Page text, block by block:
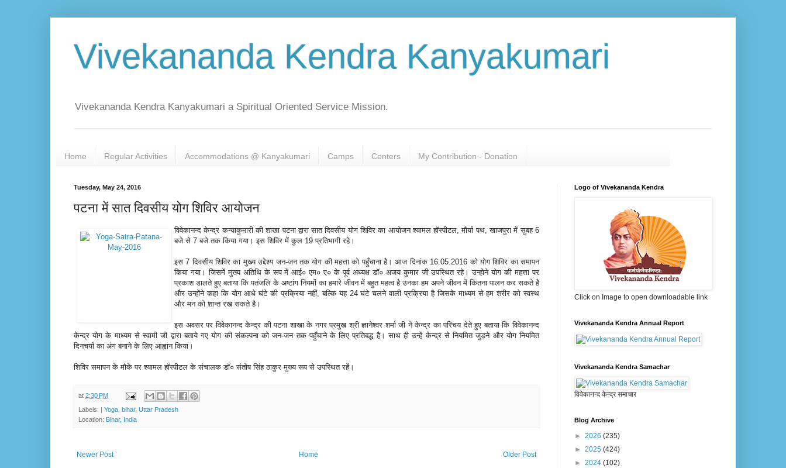
Vivekananda Kendra Kanyakumari
Vivekananda Kendra Kanyakumari a Spiritual Oriented Service Mission.
Home Regular Activities Accommodations @ Kanyakumari Camps Centers My Contribution - Donation
Tuesday, May 24, 2016
पटना में सात दिवसीय योग शिविर आयोजन
विवेकानन्द केन्द्र कन्याकुमारी की शाखा पटना द्वारा सात दिवसीय योग शिविर का आयोजन श्यामल हॉस्पीटल, मौर्या पथ, खाजपुरा में सुबह 6
बजे से 7 बजे तक किया गया। इस शिविर में कुल 19 प्रतिभागी रहे।
इस 7 दिवसीय शिविर का मुख्य उद्देश्य जन-जन तक योग की महत्ता को पहुँचाना है। आज दिनांक 16.05.2016 को योग शिविर का समापन
किया गया। जिसमें मुख्य अतिथि के रूप में आई० एम० ए० के पूर्व अध्यक्ष डॉ० अजय कुमार जी उपस्थित रहे। उन्होने योग की महत्ता पर
प्रकाश डालते हुए बताया कि पतंजलि के अष्टांग नियमों का हमारे जीवन में बहुत महत्व है उनका हम अपने जीवन में कितना पालन कर सकते है
और उन्होंने कहा कि योग आधे घंटे की प्रक्रिया नहीं, बल्कि यह 24 घंटे चलने वाली प्रक्रिया है जिसके माध्यम से हम शरीर को स्वस्थ
और मन को शान्त रख सकते है।
इस अवसर पर विवेकानन्द केन्द्र की पटना शाखा के नगर प्रमुख श्री ज्ञानेश्वर शर्मा जी ने केन्द्र का परिचय देते हुए बताया कि विवेकानन्द
केन्द्र योग के माध्यम से स्वामी जी द्वारा बताये गए योग की संकल्पना को जन-जन तक पहुँचाने के लिए प्रतिबद्ध है। साथ ही उन्हें केन्द्र से नियमित जुड़ने और योग नियमित
दिनचर्या का अंग बनाने के लिए आह्वान किया।
शिविर समापन के मौके पर श्यामल हॉस्पीटल के संचालक डॉ० संतोष सिंह ठाकुर मुख्य रूप से उपस्थित रहें।
at 2:30 PM
Labels: | Yoga bihar, Uttar Pradesh
Location: Bihar, India
Newer Post Older Post
Home
Logo of Vivekananda Kendra
Click on Image to open downloadable link
Vivekananda Kendra Annual Report
Vivekananda Kendra Samachar
विवेकानन्द केन्द्र समाचार
Blog Archive
► 2026 (235)
► 2025 (424)
► 2024 (102)